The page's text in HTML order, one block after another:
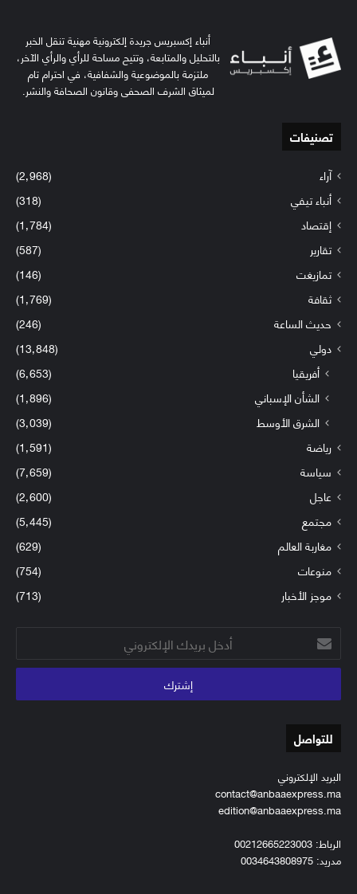
أنباء إكسبريس جريدة إلكترونية مهنية تنقل الخبر
بالتحليل والمتابعة، وتتيح مساحة للرأي والرأي الآخر،
ملتزمة بالموضوعية والشفافية، في احترام تام
لميثاق الشرف الصحفي وقانون الصحافة والنشر.
تصنيفات
آراء
(2٬968)
أنباء تيفي
(318)
إقتصاد
(1٬784)
تقارير
(587)
تمازيغت
(146)
ثقافة
(1٬769)
حديث الساعة
(246)
دولي
(13٬848)
أفريقيا
(6٬653)
الشأن الإسباني
(1٬896)
الشرق الأوسط
(3٬039)
رياضة
(1٬591)
سياسة
(7٬659)
عاجل
(2٬600)
مجتمع
(5٬445)
مغاربة العالم
(629)
منوعات
(754)
موجز الأخبار
(713)
أدخل
بريدك
الإلكتروني
للتواصل
البريد الإلكتروني
contact@anbaaexpress.ma
edition@anbaaexpress.ma
الرباط: 00212665223003
مدريد: 0034643808975